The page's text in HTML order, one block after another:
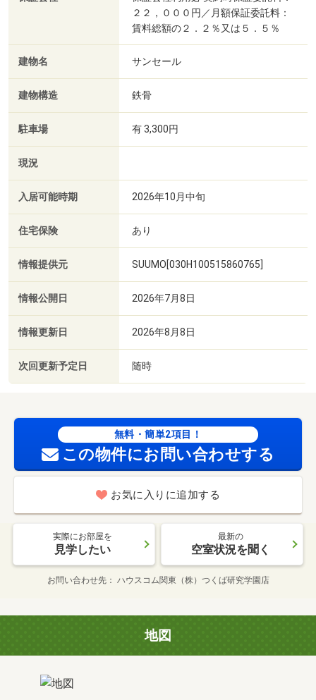
２２，０００円／月額保証委託料：
賃料総額の２．２％又は５．５％
建物名 サンセール
建物構造 鉄骨
駐車場 有 3,300円
現況
入居可能時期 2026年10月中旬
住宅保険 あり
情報提供元 SUUMO[030H100515860765]
情報公開日 2026年7月8日
情報更新日 2026年8月8日
次回更新予定日 随時
無料・簡単2項目！
この物件にお問い合わせする
お気に入りに追加する
実際にお部屋を
見学したい
最新の
空室状況を聞く
お問い合わせ先 ハウスコム関東（株）つくば研究学園店
地図